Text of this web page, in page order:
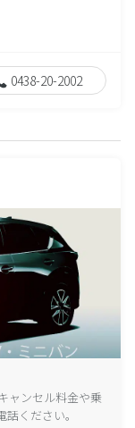
0438-20-2002
ャンセル料金や乗
ください。